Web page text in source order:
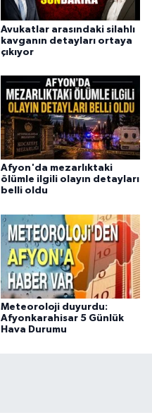
Avukatlar arasındaki silahlı
kavganın detayları ortaya
çıkıyor
Afyon'da mezarlıktaki
ölümle ilgili olayın detayları
belli oldu
Meteoroloji duyurdu:
Afyonkarahisar 5 Günlük
Hava Durumu